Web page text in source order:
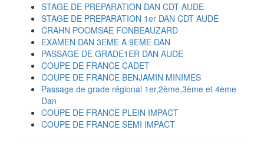
STAGE DE PREPARATION DAN CDT AUDE
STAGE DE PREPARATION 1er DAN CDT AUDE
CRAHN POOMSAE FONBEAUZARD
EXAMEN DAN 3EME A 9EME DAN
PASSAGE DE GRADE1ER DAN AUDE
COUPE DE FRANCE CADET
COUPE DE FRANCE BENJAMIN MINIMES
Passage de grade régional 1er,2ème,3ème et 4ème
Dan
COUPE DE FRANCE PLEIN IMPACT
COUPE DE FRANCE SEMI IMPACT